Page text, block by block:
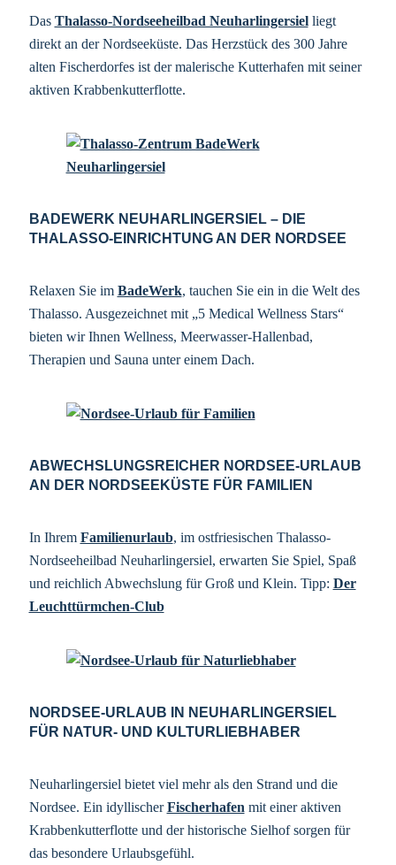
Das Thalasso-Nordseeheilbad Neuharlingersielliegt
direkt an der Nordseeküste. Das Herzstück des 300 Jahre
alten Fischerdorfes ist der malerische Kutterhafen mit seiner
aktiven Krabbenkutterflotte.
BADEWERK NEUHARLINGERSIEL – DIE
THALASSO-EINRICHTUNG AN DER NORDSEE
Relaxen Sie im BadeWerk, tauchen Sie ein in die Welt des
Thalasso. Ausgezeichnet mit „5 Medical Wellness Stars“
bieten wir Ihnen Wellness, Meerwasser-Hallenbad,
Therapien und Sauna unter einem Dach.
ABWECHSLUNGSREICHER NORDSEE-URLAUB
AN DER NORDSEEKÜSTE FÜR FAMILIEN
In Ihrem Familienurlaub, im ostfriesischen Thalasso-
Nordseeheilbad Neuharlingersiel, erwarten Sie Spiel, Spaß
und reichlich Abwechslung für Groß und Klein. Tipp: Der
Leuchttürmchen-Club
NORDSEE-URLAUB IN NEUHARLINGERSIEL
FÜR NATUR- UND KULTURLIEBHABER
Neuharlingersiel bietet viel mehr als den Strand und die
Nordsee. Ein idyllischerFischerhafen mit einer aktiven
Krabbenkutterflotte und der historische Sielhof sorgen für
das besondere Urlaubsgefühl.